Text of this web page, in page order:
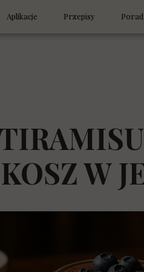
keto?
glikemicznego i IG
Aplikacje
Spadek energii — co zjeść
Zamienniki w diecie low carb i keto
Laboratorium Chleba — LowStyleLife
Przepisy
Obiady, kolacje i
Szybkie desery na
Desery i napoje
W